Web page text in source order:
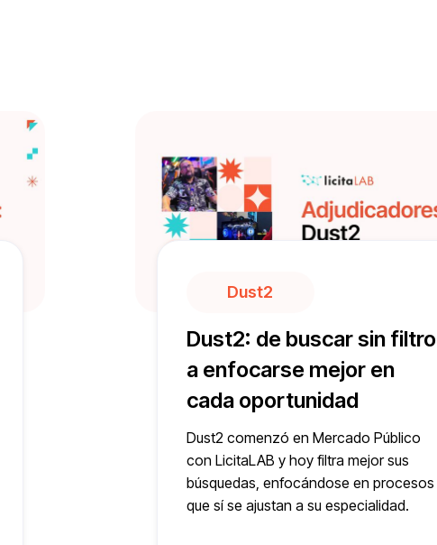
Dust2
Dust2: de buscar sin filtro
a enfocarse mejor en
cada oportunidad
Dust2 comenzó en Mercado Público
con LicitaLAB y hoy filtra mejor sus
búsquedas, enfocándose en procesos
que sí se ajustan a su especialidad.